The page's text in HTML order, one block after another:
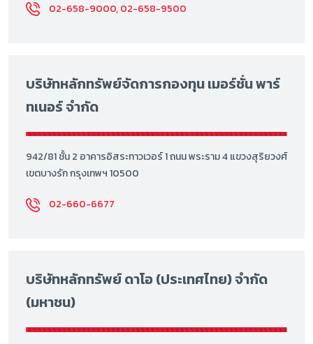
02-658-9000, 02-658-9500
บริษัทหลักทรัพย์จัดการกองทุน เมอร์ชั่น พาร์
ทเนอร์ จำกัด
942/81 ชั้น 2 อาคารอิสระทาวเวอร์ 1 ถนน พระราม 4 แขวงสุริยวงศ์
เขตบางรัก กรุงเทพฯ 10500
02-660-6677
บริษัทหลักทรัพย์ ดาโอ (ประเทศไทย) จำกัด
(มหาชน)